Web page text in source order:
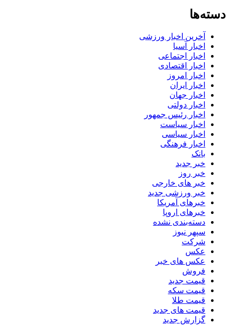
دسته‌ها
آخرین اخبار ورزشی
اخبار آسیا
اخبار اجتماعی
اخبار اقتصادی
اخبار امروز
اخبار ایران
اخبار جهان
اخبار دولتی
اخبار رئیس جمهور
اخبار سیاست
اخبار سیاسی
اخبار فرهنگی
بانک
خبر جدید
خبر روز
خبر های خارجی
خبر ورزشی جدید
خبرهای آمریکا
خبرهای اروپا
دسته‌بندی نشده
سپهر نیوز
شرکت
عکس
عکس های خبر
فروش
قیمت جدید
قیمت سکه
قیمت طلا
قیمت های جدید
گزارش جدید